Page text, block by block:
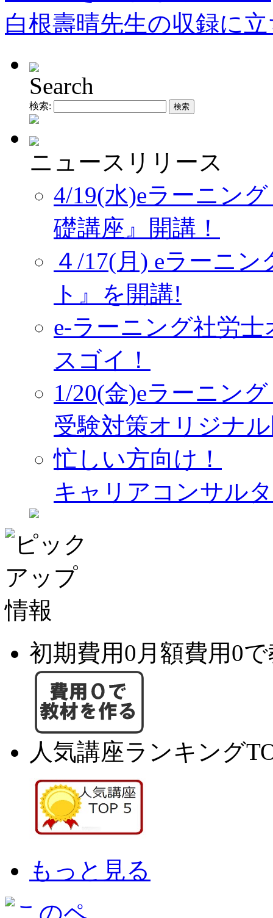
白根壽晴先生の収録に
Search
検索:
ニュースリリース
4/19(水)eラーニン
礎講座』開講！
４/17(月) eラーニ
ト』を開講!
e-ラーニング社労
スゴイ！
1/20(金)eラーニン
受験対策オリジナ
忙しい方向け！
キャリアコンサル
初期費用0月額費用0
人気講座ランキング
もっと見る